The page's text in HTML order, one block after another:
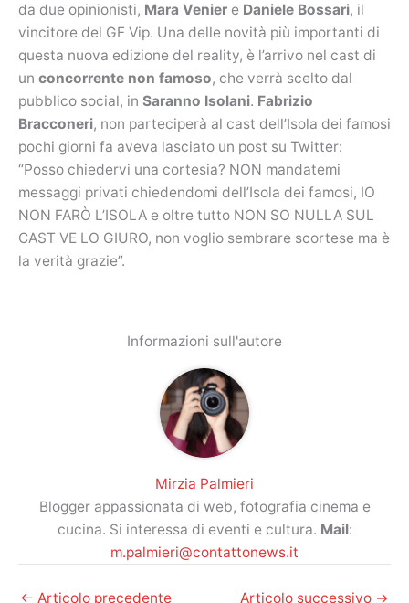
da due opinionisti, Mara Venier e Daniele Bossari, il
vincitore del GF Vip. Una delle novità più importanti di
questa nuova edizione del reality, è l’arrivo nel cast di
un concorrente non famoso, che verrà scelto dal
pubblico social, in Saranno Isolani. Fabrizio
Bracconeri, non parteciperà al cast dell’Isola dei famosi
pochi giorni fa aveva lasciato un post su Twitter:
“Posso chiedervi una cortesia? NON mandatemi
messaggi privati chiedendomi dell’Isola dei famosi, IO
NON FARÒ L’ISOLA e oltre tutto NON SO NULLA SUL
CAST VE LO GIURO, non voglio sembrare scortese ma è
la verità grazie”.
Informazioni sull'autore
Mirzia Palmieri
Blogger appassionata di web, fotografia cinema e
cucina. Si interessa di eventi e cultura. Mail:
m.palmieri@contattonews.it
← Articolo precedente Articolo successivo →